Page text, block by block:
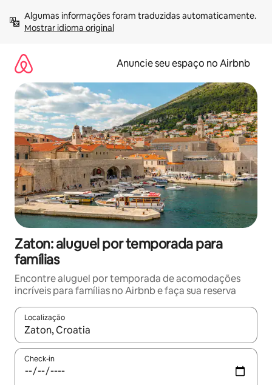
para
Mostrar idioma original
Anuncie seu espaço no Airbnb
Zaton: aluguel por temporada para
famílias
Encontre aluguel por temporada de acomodações
incríveis para famílias no Airbnb e faça sua reserva
Localização
Quando os resultados estiverem disponíveis, explore-os
Check-in